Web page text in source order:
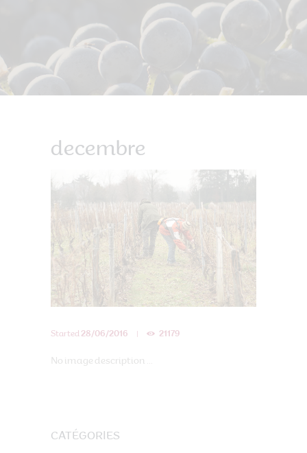
decembre
Started 28/06/2016 21179
No image description ...
CATÉGORIES